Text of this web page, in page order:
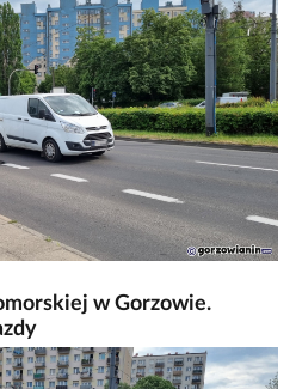
w Gorzowie.